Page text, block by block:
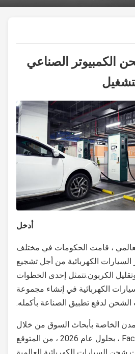
الصناعي
، قامت الحكومات في مختلف
الكهربائية من أجل تشجيع
الكربون.تتمثل إحدى الخطوات
الكهربائية في إنشاء مجموعة
لدفع تطبيق الصناعة بأكمله.
الخاصة بأبحاث السوق من خلال
Facts and Fact Research ، بحلول عام 2026 ، من المتوقع